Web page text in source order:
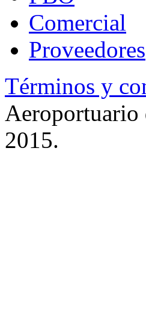
Comercial
Proveedores
Términos y
Aeroportuario
2015.